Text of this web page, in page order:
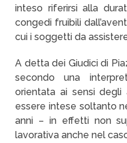
inteso riferirsi alla
congedi fruibili
cui i soggetti da
A detta dei Giudici di
secondo una
orientata ai sensi degli
essere intese soltanto
anni – in effetti non
lavorativa anche nel